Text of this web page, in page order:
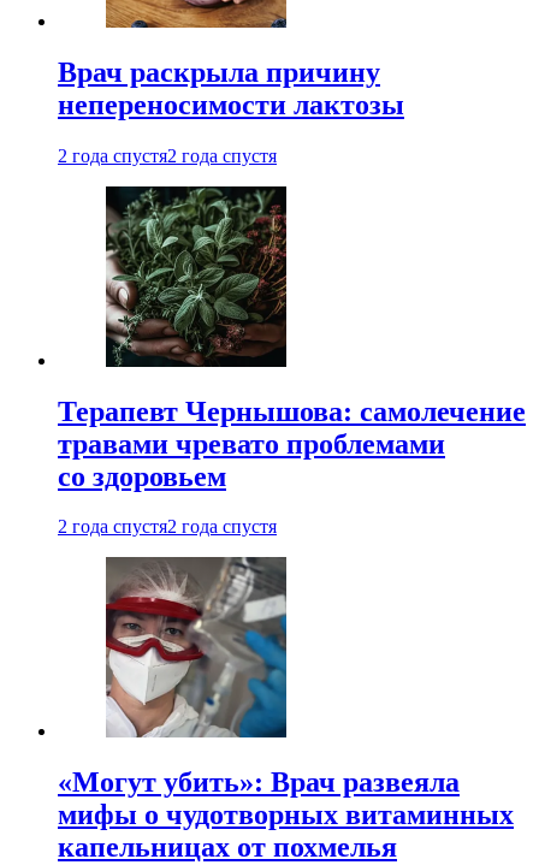
Врач раскрыла причину
непереносимости лактозы
2 года спустя2 года спустя
Терапевт Чернышова: самолечение
травами чревато проблемами
со здоровьем
2 года спустя2 года спустя
«Могут убить»: Врач развеяла
мифы о чудотворных витаминных
капельницах от похмелья